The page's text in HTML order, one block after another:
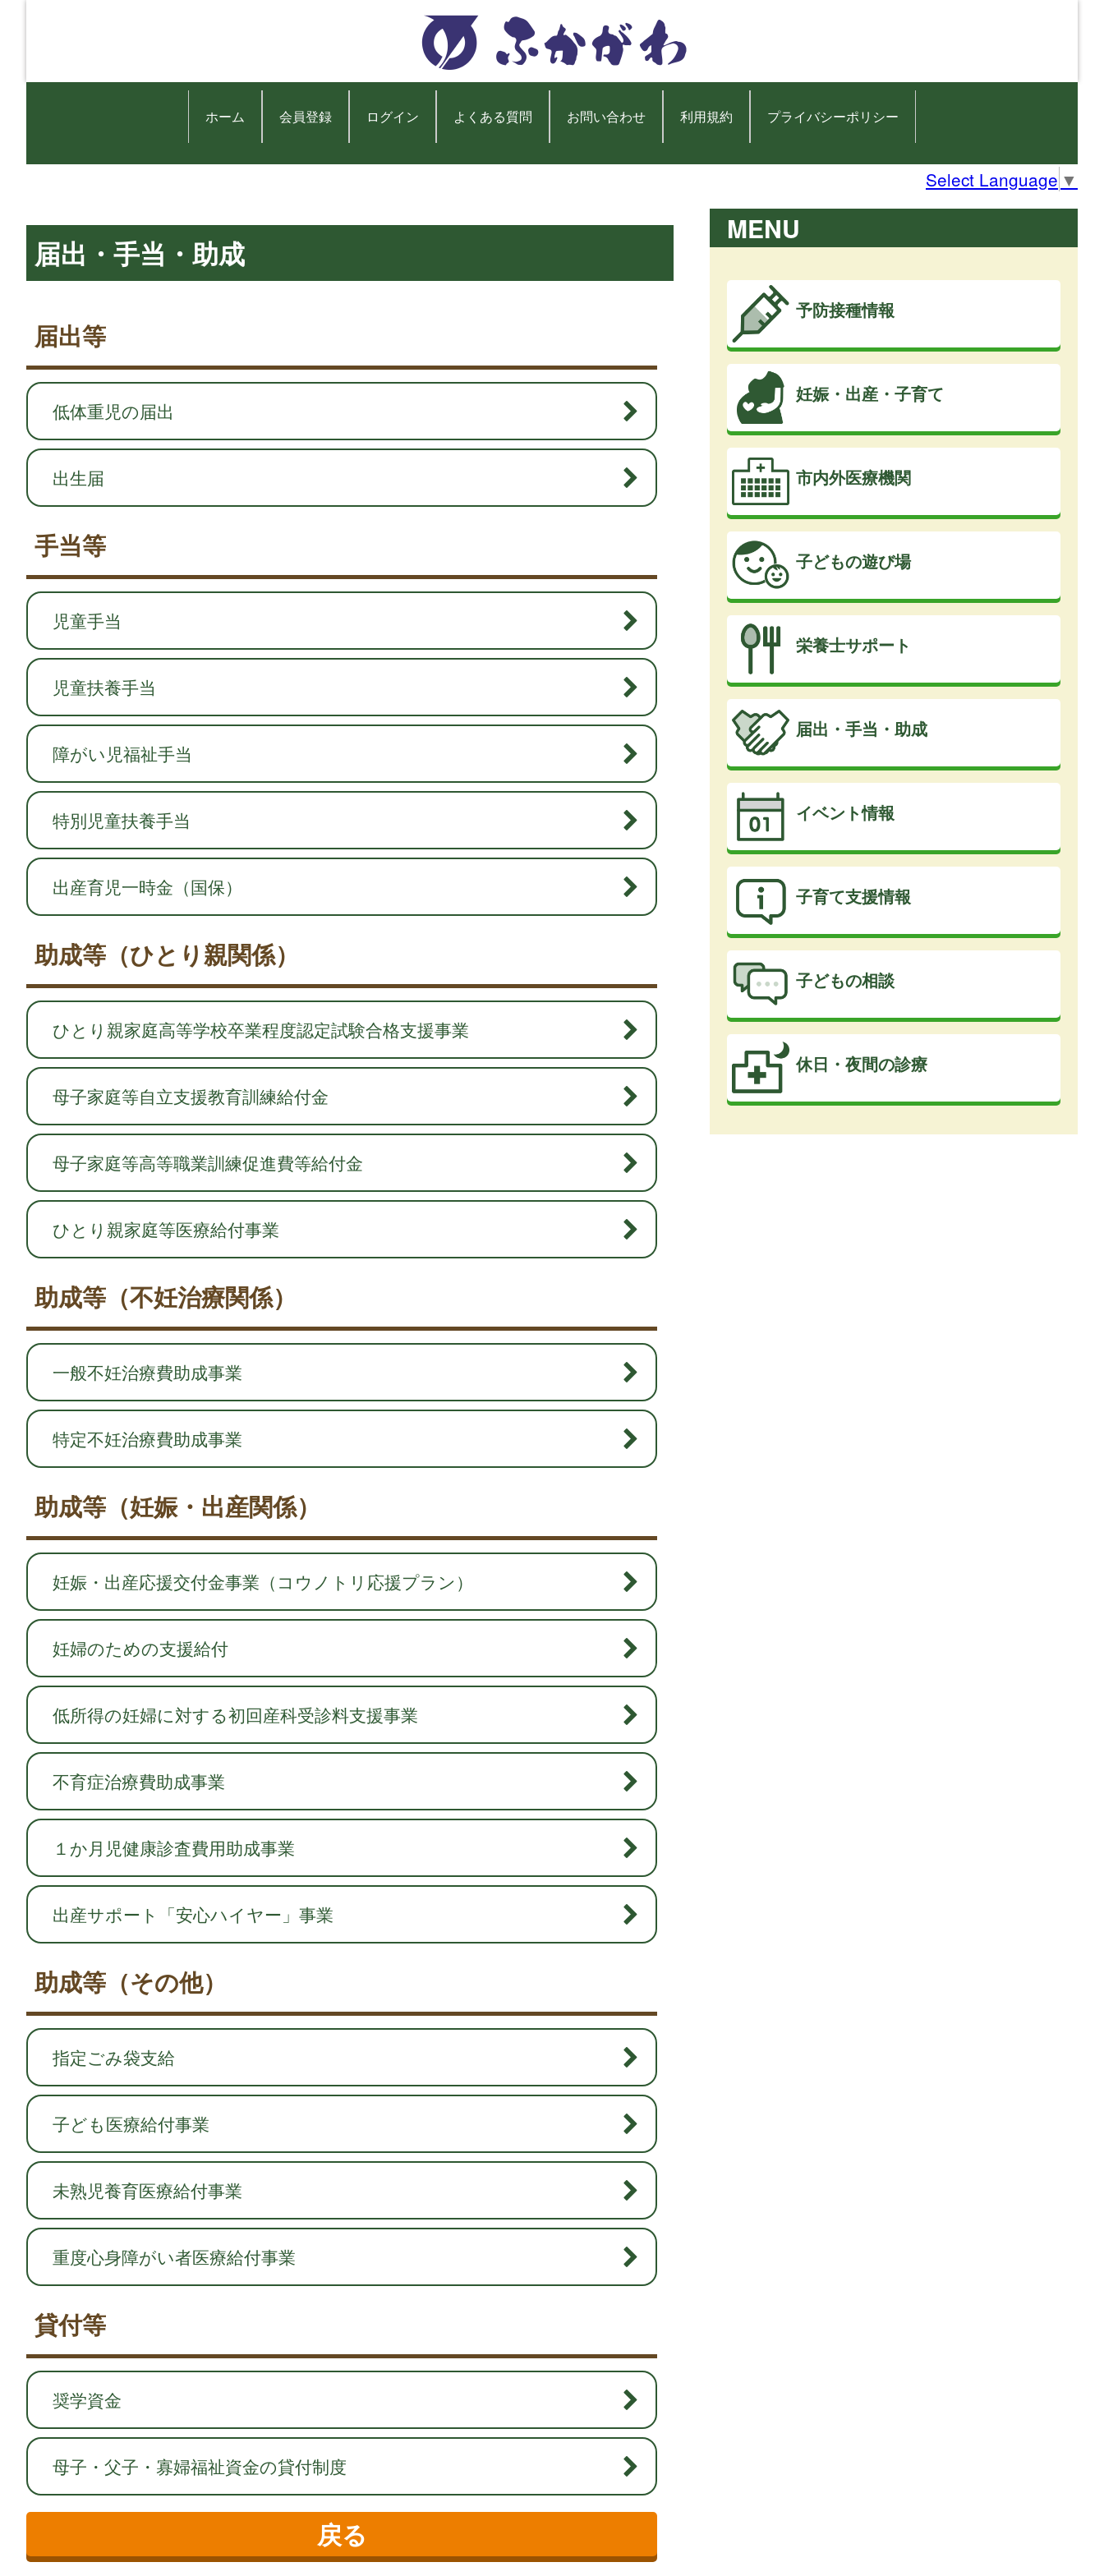
ホーム 会員登録 ログイン よくある質問 お問い合わせ 利用規約 プライバシーポリシー
Select Language ▼
届出・手当・助成
届出等
低体重児の届出
出生届
手当等
児童手当
児童扶養手当
障がい児福祉手当
特別児童扶養手当
出産育児一時金（国保）
助成等（ひとり親関係）
ひとり親家庭高等学校卒業程度認定試験合格支援事業
母子家庭等自立支援教育訓練給付金
母子家庭等高等職業訓練促進費等給付金
ひとり親家庭等医療給付事業
助成等（不妊治療関係）
一般不妊治療費助成事業
特定不妊治療費助成事業
助成等（妊娠・出産関係）
妊娠・出産応援交付金事業（コウノトリ応援プラン）
妊婦のための支援給付
低所得の妊婦に対する初回産科受診料支援事業
不育症治療費助成事業
１か月児健康診査費用助成事業
出産サポート「安心ハイヤー」事業
助成等（その他）
指定ごみ袋支給
子ども医療給付事業
未熟児養育医療給付事業
重度心身障がい者医療給付事業
貸付等
奨学資金
母子・父子・寡婦福祉資金の貸付制度
戻る
MENU
予防接種情報
妊娠・出産・子育て
市内外医療機関
子どもの遊び場
栄養士サポート
届出・手当・助成
イベント情報
子育て支援情報
子どもの相談
休日・夜間の診療